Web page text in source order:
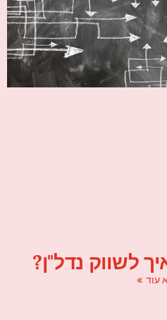
לשווק נדל"ן?
עוד »